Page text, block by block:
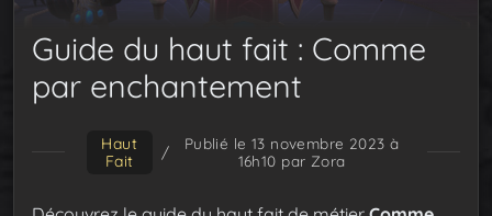
Guide du haut fait : Comme
par enchantement
Haut
Fait
/
Publié le 13 novembre 2023 à
16h10 par Zora